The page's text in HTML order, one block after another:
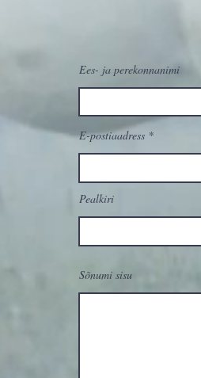
Ees- ja perekonnanimi
E-postiaadress
Pealkiri
Sõnumi sisu